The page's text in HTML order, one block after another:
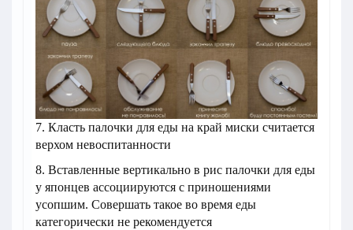
7. Класть палочки для еды на край миски считается
верхом невоспитанности
8. Вставленные вертикально в рис палочки для еды
у японцев ассоциируются с приношениями
усопшим. Совершать такое во время еды
категорически не рекомендуется